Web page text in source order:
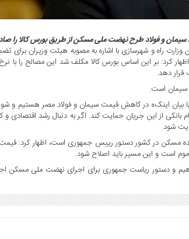
سیمان و فولاد طرح نهضت ملی مسکن از طریق بورس کالا را
راه و شهرسازی با اشاره به مصوبه هیئت وزیران برای
کرد: بر این اساس بورس کالا مکلف شد این مصالح را با
قرار دهد.
سیمان است.
بیان اینک‌ه در کاهش قیمت سیمان و فولاد مصر هستیم و
بانکی از این جریان حمایت کند. اگر به دنبال رشد اقتصادی و
شود.
مسکن در کشور دستور رییس جمهوری است، اظهار کرد:
است و این مسیر باید اصلاح شود.
و دستور ریاست جمهوری برای اجرای نهضت ملی مسکن